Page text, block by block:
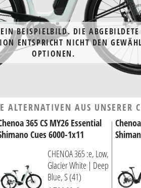
BEISPIELBILD. DIE ABGEBILDETE
ENTSPRICHT NICHT DEN
OPTIONEN.
kann in Details von der gewählten Konfiguration
anders ausgeliefert wird. Generelle Änderungen bei
Spezifikationen vorbehalten
ALTERNATIVEN AUS UNSERER
365 CS MY26 Essential
Cues 6000-1x11
CHENOA 365 :e, Low,
Glacier White | Deep
Blue, S (41)